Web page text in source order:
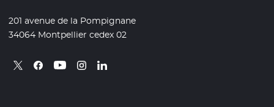
201 avenue de la Pompignane
34064 Montpellier cedex 02
Retrouvez nous sur X
- Nouvelle fenêtre
Retrouvez nous sur Facebook
- Nouvelle fenêtre
Retrouvez nous sur Youtube
- Nouvelle fenêtre
Retrouvez nous sur Instagram
- Nouvelle fenêtre
Retrouvez nous sur Linkedin
- Nouvelle fenêtre